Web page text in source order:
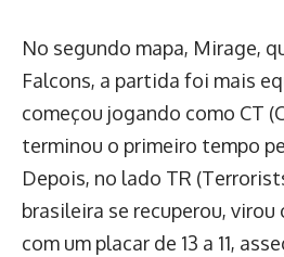
No segundo mapa, Mirage,
Falcons, a partida foi mais
começou jogando como CT
terminou o primeiro tempo
Depois, no lado TR
brasileira se recuperou,
com um placar de 13 a 11,